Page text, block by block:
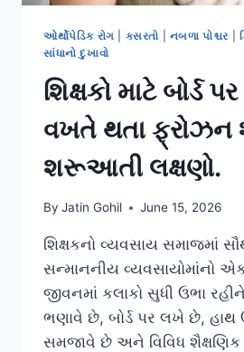
ઓર્થોપેડિક રોગ કસરતો નબળા પોશ્ચર
સાંધાનો દુખાવો
શિક્ષકો માટે બોર્ડ
વખતે થતા ફ્રોઝન
શરૂઆતી લક્ષણો.
By Jatin Gohil June 15, 2026
શિક્ષકનો વ્યવસાય સમાજમાં
સન્માનનીય વ્યવસાયોમાંનો એક
જીવનમાં કલાકો સુધી ઉભા
ભણાવે છે, બોર્ડ પર લખે છે, હાથ
સમજાવે છે અને વિવિધ શૈક્ષણિક